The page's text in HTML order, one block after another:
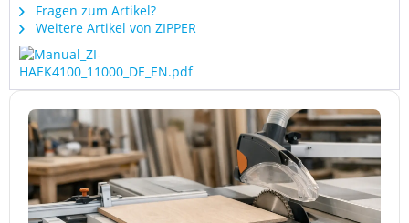
Fragen zum Artikel?
Weitere Artikel von ZIPPER